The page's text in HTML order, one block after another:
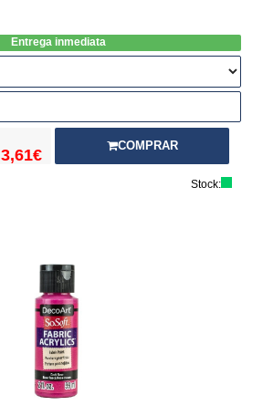
Entrega inmediata
3,61€
COMPRAR
Stock: